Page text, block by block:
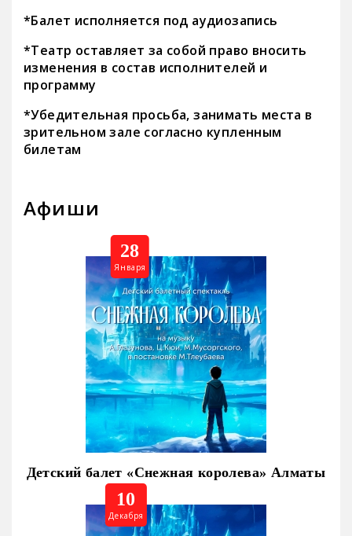
*Балет исполняется под аудиозапись
*Театр оставляет за собой право вносить
изменения в состав исполнителей и
программу
*Убедительная просьба, занимать места в
зрительном зале согласно купленным
билетам
Афиши
28
Января
Детский балет «Снежная королева» Алматы
10
Декабря